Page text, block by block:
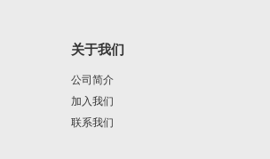
关于我们
公司简介
加入我们
联系我们